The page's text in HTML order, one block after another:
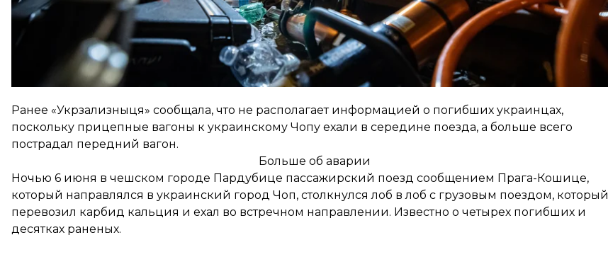
Ранее «Укрзализныця» сообщала, что не располагает информацией о погибших украинцах,
поскольку прицепные вагоны к украинскому Чопу ехали в середине поезда, а больше всего
пострадал передний вагон.
Больше об аварии
Ночью 6 июня в чешском городе Пардубице пассажирский поезд сообщением Прага-Кошице,
который направлялся в украинский город Чоп, столкнулся лоб в лоб с грузовым поездом, который
перевозил карбид кальция и ехал во встречном направлении. Известно о четырех погибших и
десятках раненых.